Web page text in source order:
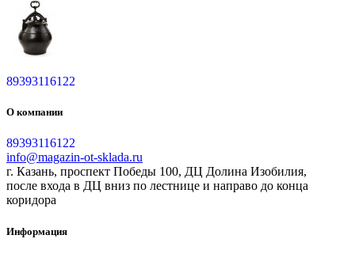
89393116122
О компании
89393116122
info@magazin-ot-sklada.ru
г. Казань, проспект Победы 100, ДЦ Долина Изобилия,
после входа в ДЦ вниз по лестнице и направо до конца
коридора
Информация